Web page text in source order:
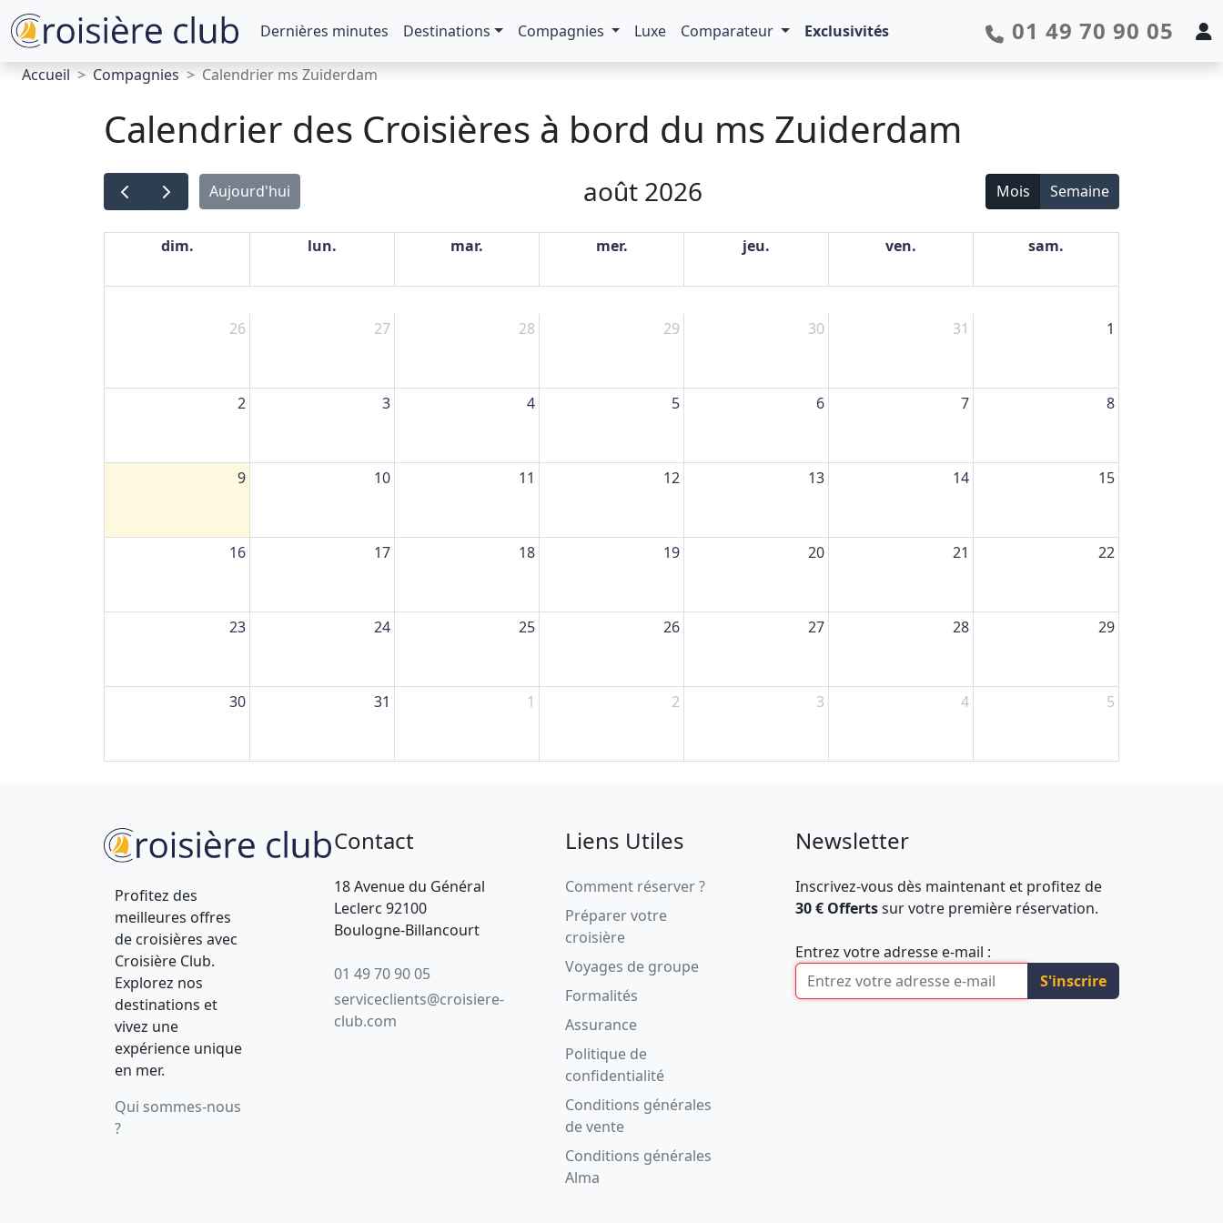
Dernières minutes Destinations Compagnies Luxe Comparateur Exclusivités 01 49 70 90 05
Accueil Compagnies Calendrier ms Zuiderdam
Calendrier des Croisières à bord du ms Zuiderdam
Aujourd'hui août 2026 Mois Semaine
dim. lun. mar. mer. jeu. ven. sam.
26 27 28 29 30 31 1
2 3 4 5 6 7 8
9 10 11 12 13 14 15
16 17 18 19 20 21 22
23 24 25 26 27 28 29
30 31 1 2 3 4 5
Profitez des
meilleures offres
de croisières avec
Croisière Club.
Explorez nos
destinations et
vivez une
expérience unique
en mer.
Qui sommes-nous
?
Contact
18 Avenue du Général
Leclerc 92100
Boulogne-Billancourt
01 49 70 90 05
serviceclients@croisiere-
club.com
Liens Utiles
Comment réserver ?
Préparer votre
croisière
Voyages de groupe
Formalités
Assurance
Politique de
confidentialité
Conditions générales
de vente
Conditions générales
Alma
Newsletter
Inscrivez-vous dès maintenant et profitez de
30 € Offertssur votre première réservation.
Entrez votre adresse e-mail :
S'inscrire